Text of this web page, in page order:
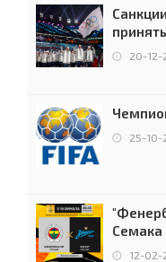
Лиги20-12-
25-10-
Семака
Лиги12-02-